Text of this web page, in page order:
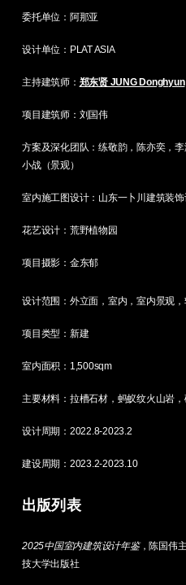
委托单位：阿那亚
设计单位：PLAT ASIA
主持建筑师： 郑东贤 JUNG Donghyun
项目建筑师：刘国伟
方案及深化团队：练敬韵，陈亦奕，
小战（景观）
室内施工图设计：山东一卜川建筑装饰
花艺设计：荒野植物园
项目摄影：金东郁
设计范围：外立面，室内，室内景观，
项目类型：新建
室内面积：1,500sqm
主要材料：拉槽石材，蚂蚁纹火山岩
设计周期：2022.8-2023.2
建设周期：2023.2-2023.10
出版列表
2025中国室内建筑设计年鉴，陈国伟
技大学出版社